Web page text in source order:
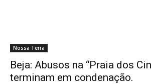
Nossa Terra
Beja: Abusos na “Praia dos
terminam em condenação.